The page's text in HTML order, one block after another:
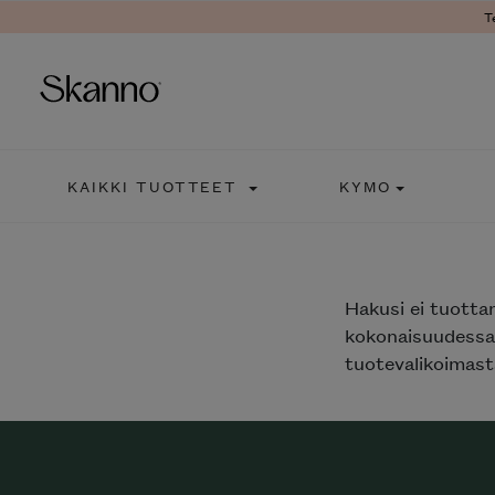
KAIKKI TUOTTEET KYMO
Hakusi ei